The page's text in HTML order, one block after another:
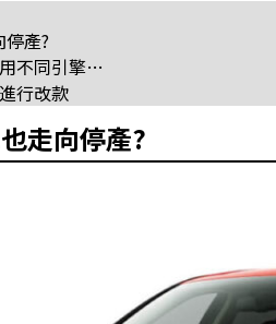
產?
不同引擎…
行改款
走向停產?